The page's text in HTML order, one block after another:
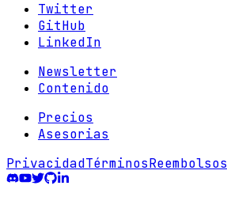
Twitter
GitHub
LinkedIn
Newsletter
Contenido
Precios
Asesorias
PrivacidadTérminosReembolsos